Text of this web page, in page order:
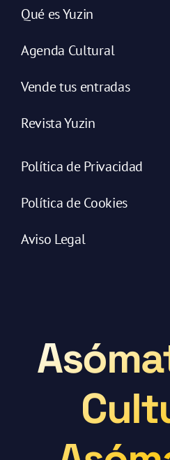
Qué es Yuzin
Agenda Cultural
Vende tus entradas
Revista Yuzin
Política de Privacidad
Política de Cookies
Aviso Legal